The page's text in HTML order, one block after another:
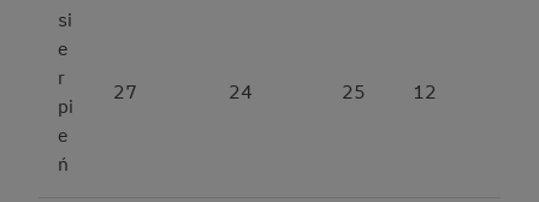
si
e
r
pi
e
ń
27 24 25 12